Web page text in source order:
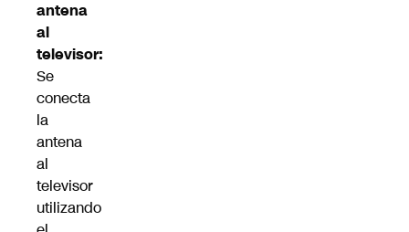
antena
al
televisor:
Se
conecta
la
antena
al
televisor
utilizando